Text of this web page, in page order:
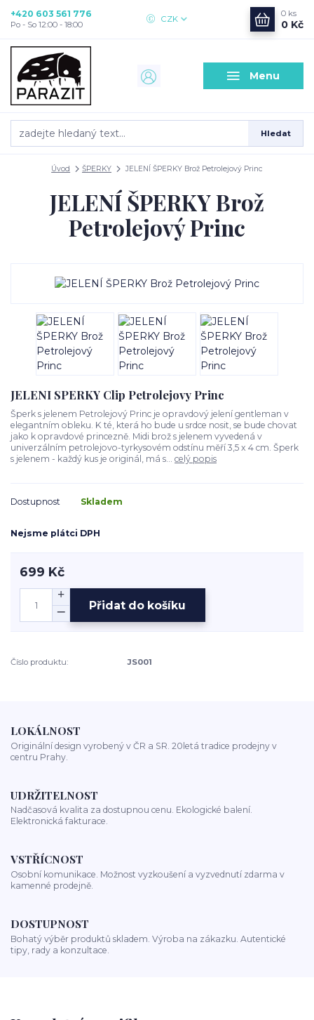
Menu
CZK
Hledat
+420 603 561 776
Po - So 12:00 - 18:00
0 ks
0 Kč
Úvod ŠPERKY JELENÍ ŠPERKY Brož Petrolejový Princ
JELENÍ ŠPERKY Brož
Petrolejový Princ
JELENI SPERKY Clip Petrolejovy Princ
Šperk s jelenem Petrolejový Princ je opravdový jelení gentleman v
elegantním obleku. K té, která ho bude u srdce nosit, se bude chovat
jako k opravdové princezně. Midi brož s jelenem vyvedená v
univerzálním petrolejovo-tyrkysovém odstínu měří 3,5 x 4 cm. Šperk
s jelenem - každý kus je originál, má s... celý popis
Dostupnost Skladem
Nejsme plátci DPH
699 Kč
Přidat do košíku
Číslo produktu: JS001
LOKÁLNOST
Originální design vyrobený v ČR a SR. 20letá tradice prodejny v
centru Prahy.
UDRŽITELNOST
Nadčasová kvalita za dostupnou cenu. Ekologické balení.
Elektronická fakturace.
VSTŘÍCNOST
Osobní komunikace. Možnost vyzkoušení a vyzvednutí zdarma v
kamenné prodejně.
DOSTUPNOST
Bohatý výběr produktů skladem. Výroba na zákazku. Autentické
tipy, rady a konzultace.